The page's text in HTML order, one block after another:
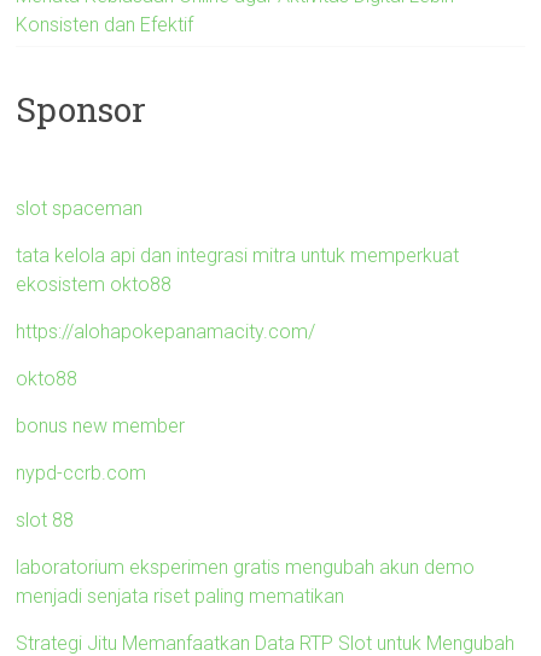
Konsisten dan Efektif
Sponsor
slot spaceman
tata kelola api dan integrasi mitra untuk memperkuat
ekosistem okto88
https://alohapokepanamacity.com/
okto88
bonus new member
nypd-ccrb.com
slot 88
laboratorium eksperimen gratis mengubah akun demo
menjadi senjata riset paling mematikan
Strategi Jitu Memanfaatkan Data RTP Slot untuk Mengubah